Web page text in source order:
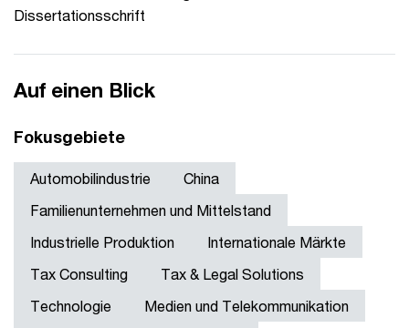
Dissertationsschrift
Auf einen Blick
Fokusgebiete
Automobilindustrie
China
Familienunternehmen und Mittelstand
Industrielle Produktion
Internationale Märkte
Tax Consulting
Tax & Legal Solutions
Technologie
Medien und Telekommunikation